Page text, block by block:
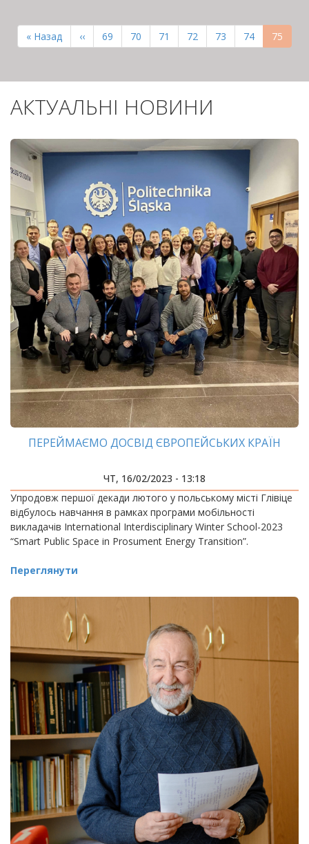
СТОРІНКИ
Перша
сторінка
« Назад
Попередня
сторінка
‹‹ Page
69 Page
70 Page
71 Page
72 Page
73 Page
74 75
АКТУАЛЬНІ НОВИНИ
ПЕРЕЙМАЄМО ДОСВІД ЄВРОПЕЙСЬКИХ КРАЇН
ЧТ, 16/02/2023 - 13:18
Упродовж першої декади лютого у польському місті Глівіце
відбулось навчання в рамках програми мобільності
викладачів International Interdisciplinary Winter School-2023
“Smart Public Space in Prosument Energy Transition”.
Переглянути